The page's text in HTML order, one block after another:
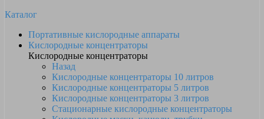
Каталог
Портативные кислородные аппараты
Кислородные концентраторы
Кислородные концентраторы
Назад
Кислородные концентраторы 10 литров
Кислородные концентраторы 5 литров
Кислородные концентраторы 3 литров
Стационарные кислородные концентраторы